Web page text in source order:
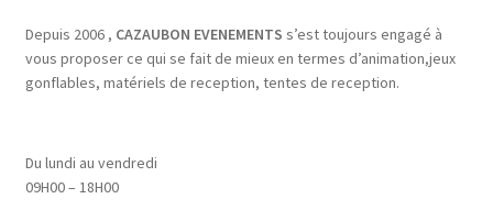
Depuis 2006 , CAZAUBON EVENEMENTS s’est toujours engagé à
vous proposer ce qui se fait de mieux en termes d’animation,jeux
gonflables, matériels de reception, tentes de reception.
Du lundi au vendredi
09H00 – 18H00